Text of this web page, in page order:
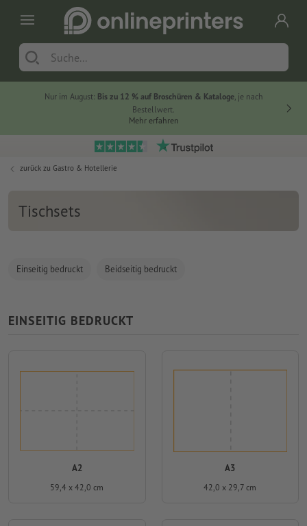
Nur im August: Bis zu 12 % auf Broschüren & Kataloge, je nach
Bestellwert.
Mehr erfahren
zurück zu Gastro & Hotellerie
Tischsets
Einseitig bedruckt Beidseitig bedruckt
EINSEITIG BEDRUCKT
A2
59,4 x 42,0 cm
A3
42,0 x 29,7 cm